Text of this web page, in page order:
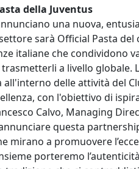
della Juventus
una nuova,
sarà Official Pasta
italiane che condividono
a livello globale.
delle attività del
con l'obiettivo di
Calvo, Managing
questa
mirano a promuovere
porteremo